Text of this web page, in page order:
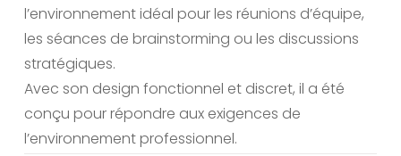
l’environnement idéal pour les réunions d’équipe,
les séances de brainstorming ou les discussions
stratégiques.
Avec son design fonctionnel et discret, il a été
conçu pour répondre aux exigences de
l’environnement professionnel.